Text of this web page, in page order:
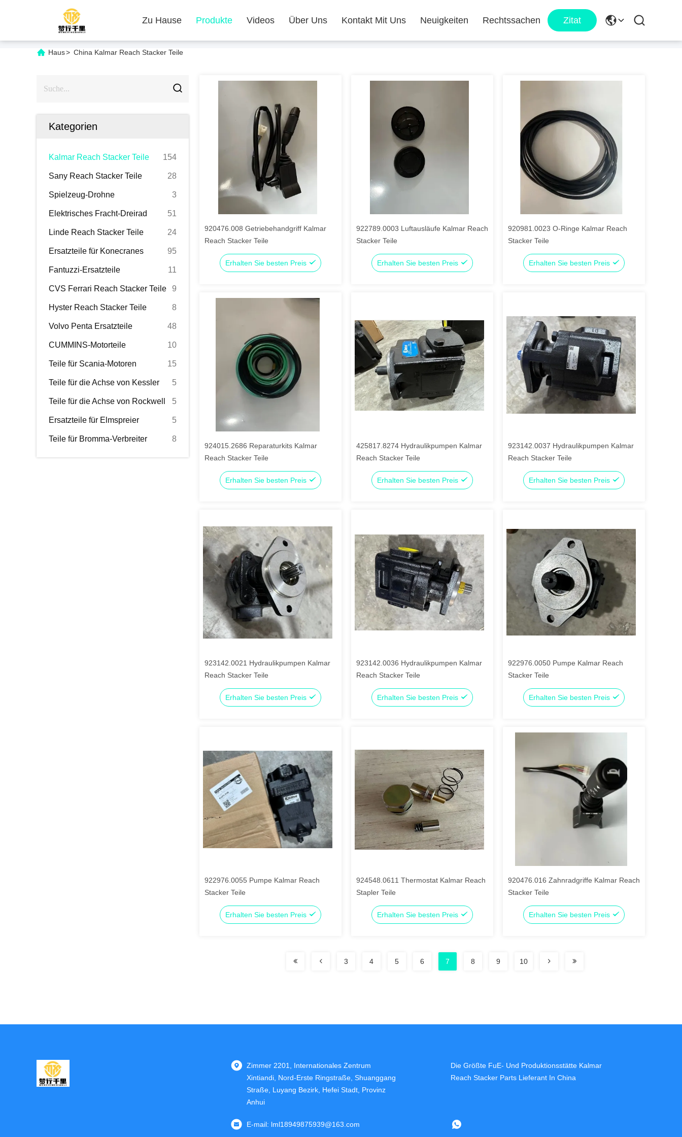
Zu Hause Produkte Videos Über Uns Kontakt Mit Uns Neuigkeiten Rechtssachen Zitat
Haus> China Kalmar Reach Stacker Teile
Kategorien
Kalmar Reach Stacker Teile 154
Sany Reach Stacker Teile 28
Spielzeug-Drohne 3
Elektrisches Fracht-Dreirad 51
Linde Reach Stacker Teile 24
Ersatzteile für Konecranes 95
Fantuzzi-Ersatzteile 11
CVS Ferrari Reach Stacker Teile 9
Hyster Reach Stacker Teile 8
Volvo Penta Ersatzteile 48
CUMMINS-Motorteile 10
Teile für Scania-Motoren 15
Teile für die Achse von Kessler 5
Teile für die Achse von Rockwell 5
Ersatzteile für Elmspreier 5
Teile für Bromma-Verbreiter 8
920476.008 Getriebehandgriff Kalmar
Reach Stacker Teile
Erhalten Sie besten Preis
922789.0003 Luftausläufe Kalmar Reach
Stacker Teile
Erhalten Sie besten Preis
920981.0023 O-Ringe Kalmar Reach
Stacker Teile
Erhalten Sie besten Preis
924015.2686 Reparaturkits Kalmar
Reach Stacker Teile
Erhalten Sie besten Preis
425817.8274 Hydraulikpumpen Kalmar
Reach Stacker Teile
Erhalten Sie besten Preis
923142.0037 Hydraulikpumpen Kalmar
Reach Stacker Teile
Erhalten Sie besten Preis
923142.0021 Hydraulikpumpen Kalmar
Reach Stacker Teile
Erhalten Sie besten Preis
923142.0036 Hydraulikpumpen Kalmar
Reach Stacker Teile
Erhalten Sie besten Preis
922976.0050 Pumpe Kalmar Reach
Stacker Teile
Erhalten Sie besten Preis
922976.0055 Pumpe Kalmar Reach
Stacker Teile
Erhalten Sie besten Preis
924548.0611 Thermostat Kalmar Reach
Stapler Teile
Erhalten Sie besten Preis
920476.016 Zahnradgriffe Kalmar Reach
Stacker Teile
Erhalten Sie besten Preis
3 4 5 6 7 8 9 10
Zimmer 2201, Internationales Zentrum
Xintiandi, Nord-Erste Ringstraße, Shuanggang
Straße, Luyang Bezirk, Hefei Stadt, Provinz
Anhui
E-mail: lml18949875939@163.com
Die Größte FuE- Und Produktionsstätte Kalmar
Reach Stacker Parts Lieferant In China